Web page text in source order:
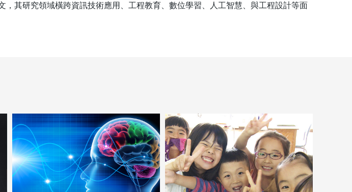
，其研究領域橫跨資訊技術應用、工程教育、數位學習、人工智慧、與工程設計等面